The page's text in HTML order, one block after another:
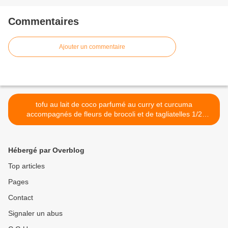
Commentaires
Ajouter un commentaire
tofu au lait de coco parfumé au curry et curcuma
accompagnés de fleurs de brocoli et de tagliatelles 1/2
complètes >
Hébergé par Overblog
Top articles
Pages
Contact
Signaler un abus